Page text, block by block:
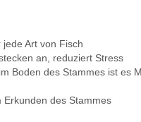
Art von Fisch
an, reduziert Stress
Boden des Stammes ist es
Erkunden des Stammes